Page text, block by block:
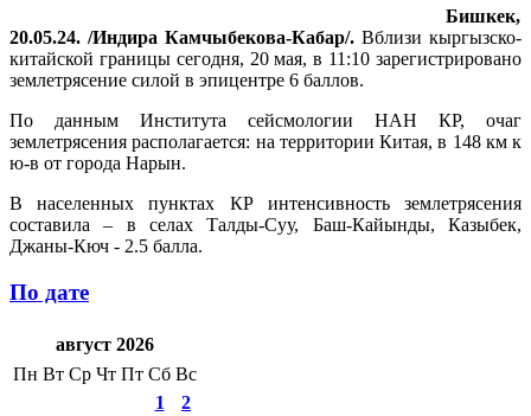
Бишкек,
20.05.24. /Индира Камчыбекова-Кабар/. Вблизи кыргызско-
китайской границы сегодня, 20 мая, в 11:10 зарегистрировано
землетрясение силой в эпицентре 6 баллов.
По данным Института сейсмологии НАН КР, очаг
землетрясения располагается: на территории Китая, в 148 км к
ю-в от города Нарын.
В населенных пунктах КР интенсивность землетрясения
составила – в селах Талды-Суу, Баш-Кайынды, Казыбек,
Джаны-Кюч - 2.5 балла.
По дате
август 2026
Пн Вт Ср Чт Пт Сб Вс
1
2